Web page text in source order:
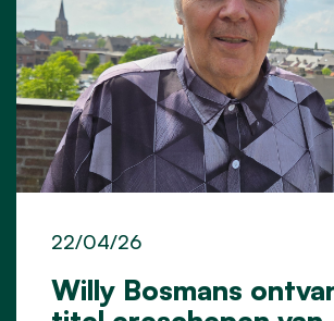
Willy Bosmans
22/04/26